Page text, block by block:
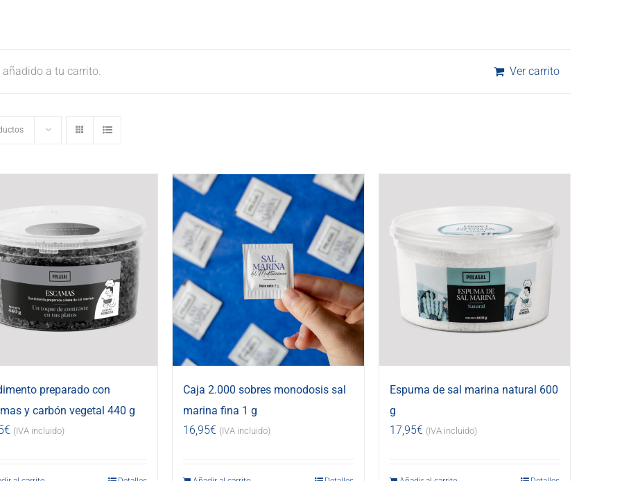
añadido a tu carrito. Ver carrito
preparado con
y carbón vegetal 440 g
€ (IVA incluido)
Caja 2.000 sobres monodosis sal
marina fina 1 g
16,95€ (IVA incluido)
Espuma de sal marina natural 600
g
17,95€ (IVA incluido)